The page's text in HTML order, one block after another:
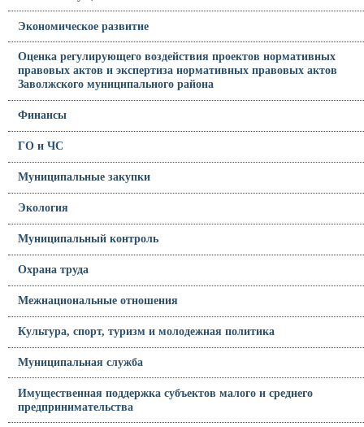
Экономическое развитие
Оценка регулирующего воздействия проектов нормативных
правовых актов и экспертиза нормативных правовых актов
Заволжского муниципального района
Финансы
ГО и ЧС
Муниципальные закупки
Экология
Муниципальный контроль
Охрана труда
Межнациональные отношения
Культура, спорт, туризм и молодежная политика
Муниципальная служба
Имущественная поддержка субъектов малого и среднего
предпринимательства